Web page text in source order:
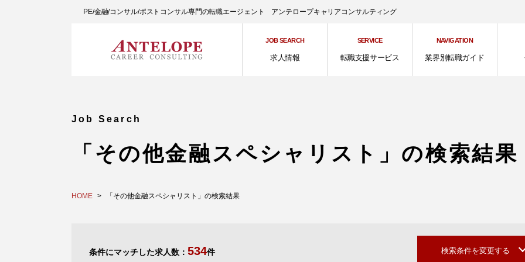
PE/金融/コンサル/ポストコンサル専門の転職エージェント アンテロープキャリアコンサルティング
JOB SEARCH
求人情報
SERVICE
転職支援サービス
NAVIGATION
業界別転職ガイド
Job Search
「その他金融スペシャリスト」の検索結果
HOME 「その他金融スペシャリスト」の検索結果
条件にマッチした求人数： 534件 検索条件を変更する